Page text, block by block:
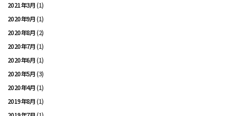
2021年3月(1)
2020年9月(1)
2020年8月(2)
2020年7月(1)
2020年6月(1)
2020年5月(3)
2020年4月(1)
2019年8月(1)